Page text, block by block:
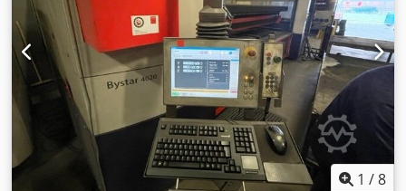
1 /8